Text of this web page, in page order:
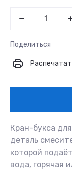
Поделиться
Кран-букса
деталь
которой
вода, горячая